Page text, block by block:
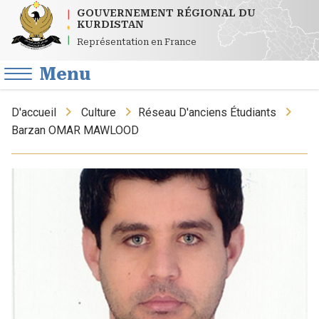
GOUVERNEMENT RÉGIONAL DU
KURDISTAN
Représentation en France
Menu
D'accueil Culture
Réseau D'anciens Étudiants
Barzan OMAR MAWLOOD